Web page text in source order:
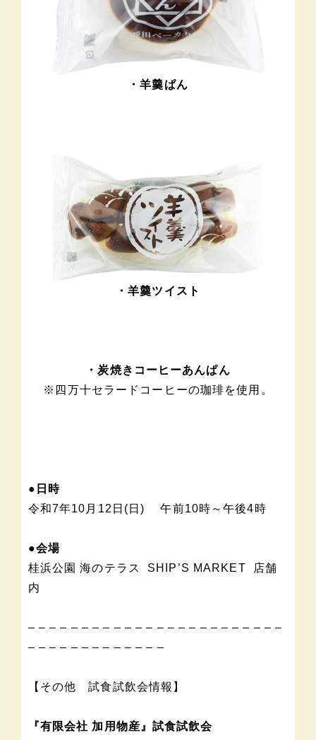
・羊羹ぱん
・羊羹ツイスト
・炭焼きコーヒーあんぱん
※四万十セラードコーヒーの珈琲を使用。
●日時
令和7年10月12日(日) 午前10時～午後4時
●会場
桂浜公園 海のテラス SHIP’S MARKET 店舗
内
– – – – – – – – – – – – – – – – – – – – – – – –
– – – – – – – – – – – – –
【その他 試食試飲会情報】
『有限会社 加用物産』試食試飲会